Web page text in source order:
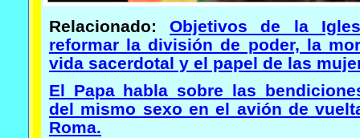
Relacionado:Objetivos de la
reformar la división de poder, la
vida sacerdotal y el papel de las
El Papa habla sobre las
del mismo sexo en el avión de
Roma.